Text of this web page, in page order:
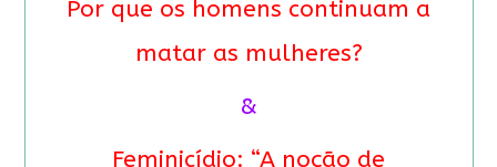
Por que os homens continuam a
matar as mulheres?
&
Feminicídio: “A noção de